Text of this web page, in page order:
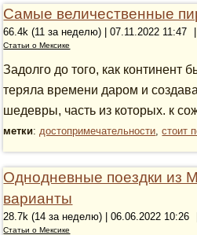
Самые величественные
66.4k (11 за неделю) | 07.11.2022 11:47
Статьи о Мексике
Задолго до того, как континент
теряла времени даром и
шедевры, часть из которых. к
метки:достопримечательности,стоит
Однодневные поездки из
варианты
28.7k (14 за неделю) | 06.06.2022 10:26
Статьи о Мексике